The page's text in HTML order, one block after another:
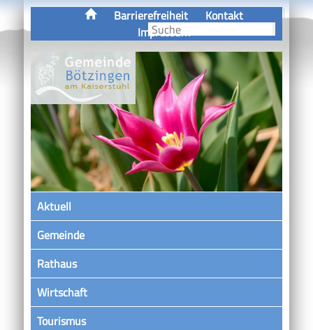
Barrierefreiheit
Kontakt
Impressum
Aktuell
Gemeinde
Rathaus
Wirtschaft
Tourismus